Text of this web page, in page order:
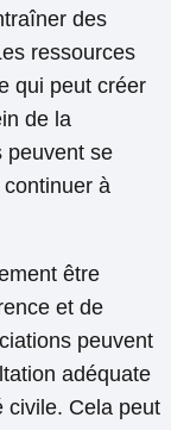
des
ressources
qui peut créer
de la
peuvent se
à
être
et de
peuvent
adéquate
civile. Cela peut